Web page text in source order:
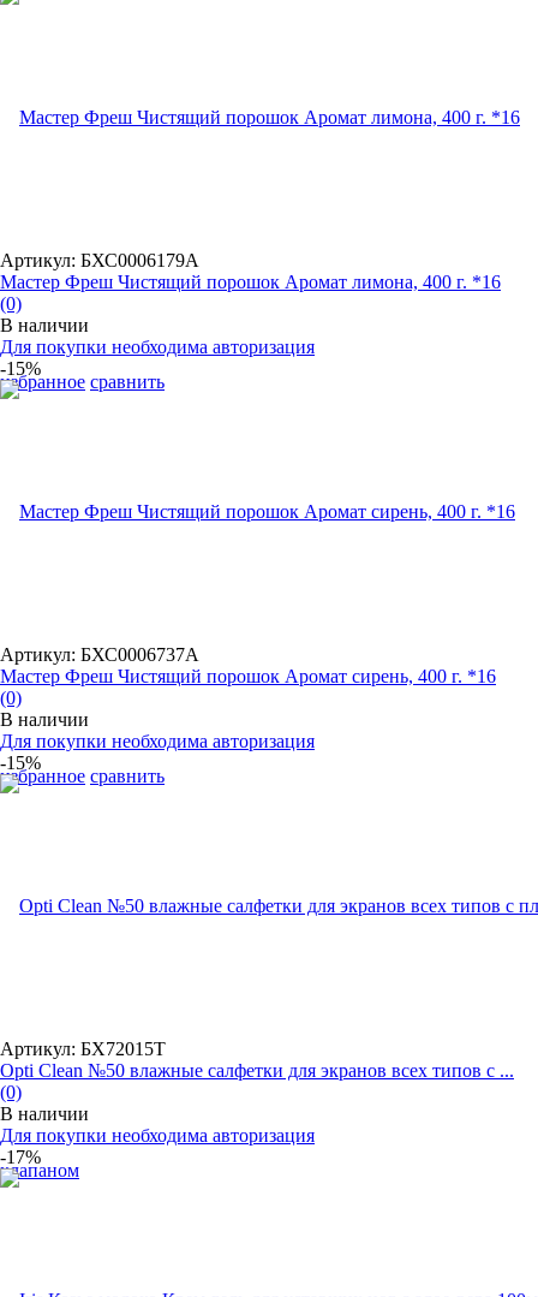
избранное сравнить
Артикул: БХС0006179А
Мастер Фреш Чистящий порошок Аромат лимона, 400 г. *16
(0)
В наличии
Для покупки необходима авторизация
-15%
избранное сравнить
Артикул: БХС0006737А
Мастер Фреш Чистящий порошок Аромат сирень, 400 г. *16
(0)
В наличии
Для покупки необходима авторизация
-15%
Артикул: БХ72015Т
Opti Clean №50 влажные салфетки для экранов всех типов с ...
(0)
В наличии
Для покупки необходима авторизация
-17%